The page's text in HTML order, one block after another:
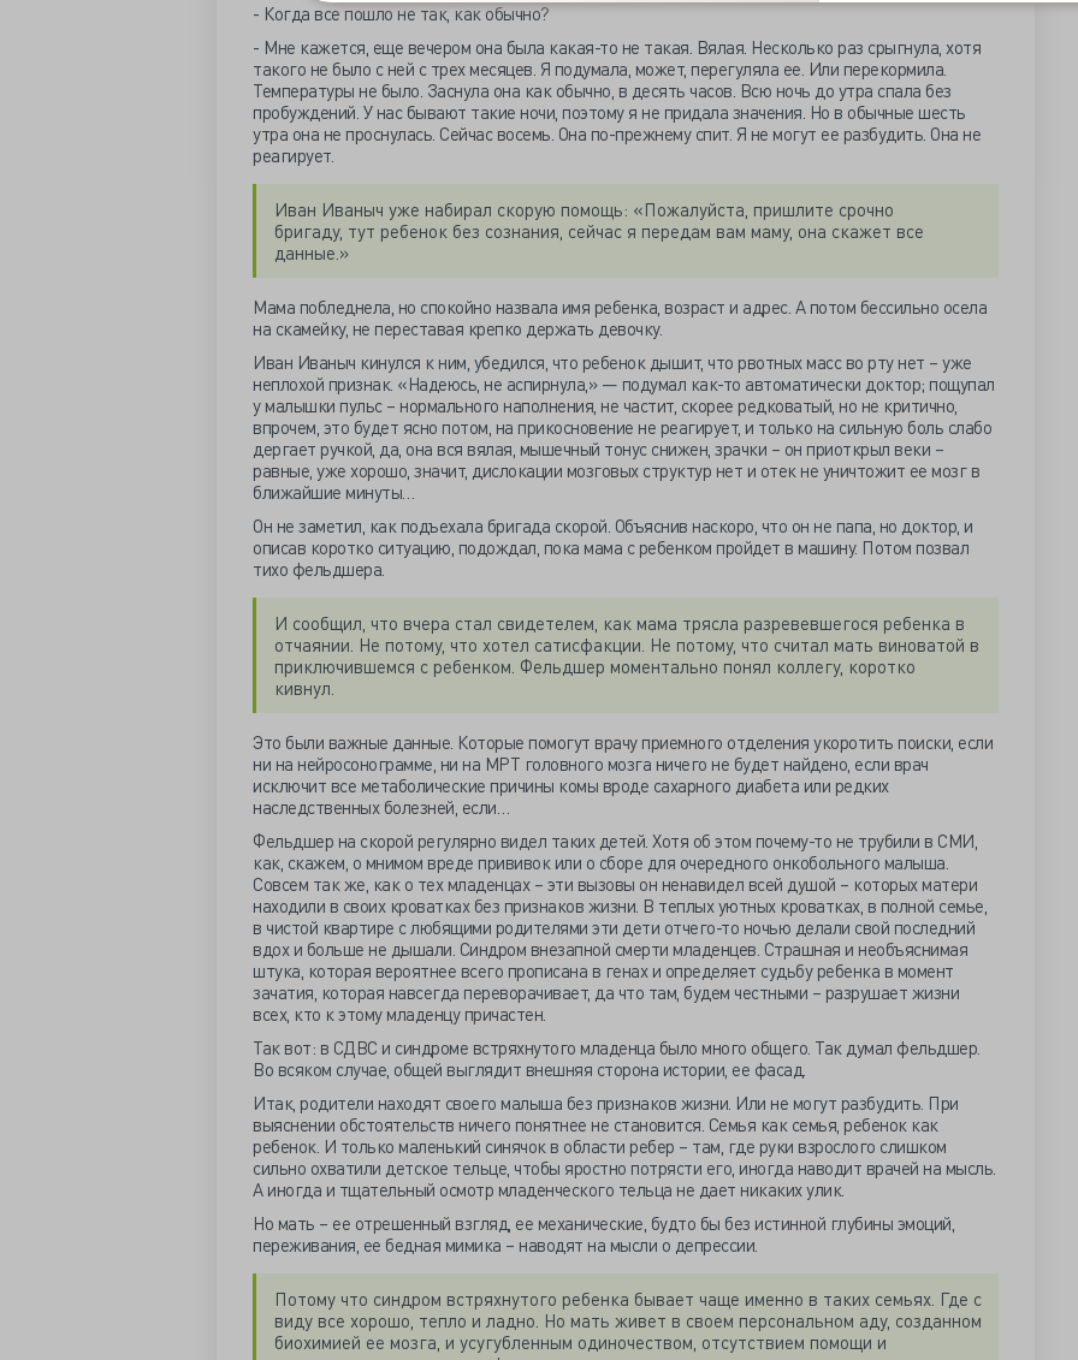
- Когда все пошло не так, как обычно?
- Мне кажется, еще вечером она была какая-то не такая. Вялая. Несколько раз срыгнула, хотя
такого не было с ней с трех месяцев. Я подумала, может, перегуляла ее. Или перекормила.
Температуры не было. Заснула она как обычно, в десять часов. Всю ночь до утра спала без
пробуждений. У нас бывают такие ночи, поэтому я не придала значения. Но в обычные шесть
утра она не проснулась. Сейчас восемь. Она по-прежнему спит. Я не могут ее разбудить. Она не
реагирует.
Иван Иваныч уже набирал скорую помощь: «Пожалуйста, пришлите срочно
бригаду, тут ребенок без сознания, сейчас я передам вам маму, она скажет все
данные.»
Мама побледнела, но спокойно назвала имя ребенка, возраст и адрес. А потом бессильно осела
на скамейку, не переставая крепко держать девочку.
Иван Иваныч кинулся к ним, убедился, что ребенок дышит, что рвотных масс во рту нет – уже
неплохой признак. «Надеюсь, не аспирнула,» — подумал как-то автоматически доктор; пощупал
у малышки пульс – нормального наполнения, не частит, скорее редковатый, но не критично,
впрочем, это будет ясно потом, на прикосновение не реагирует, и только на сильную боль слабо
дергает ручкой, да, она вся вялая, мышечный тонус снижен, зрачки – он приоткрыл веки –
равные, уже хорошо, значит, дислокации мозговых структур нет и отек не уничтожит ее мозг в
ближайшие минуты…
Он не заметил, как подъехала бригада скорой. Объяснив наскоро, что он не папа, но доктор, и
описав коротко ситуацию, подождал, пока мама с ребенком пройдет в машину. Потом позвал
тихо фельдшера.
И сообщил, что вчера стал свидетелем, как мама трясла разревевшегося ребенка в
отчаянии. Не потому, что хотел сатисфакции. Не потому, что считал мать виноватой в
приключившемся с ребенком. Фельдшер моментально понял коллегу, коротко
кивнул.
Это были важные данные. Которые помогут врачу приемного отделения укоротить поиски, если
ни на нейросонограмме, ни на МРТ головного мозга ничего не будет найдено, если врач
исключит все метаболические причины комы вроде сахарного диабета или редких
наследственных болезней, если…
Фельдшер на скорой регулярно видел таких детей. Хотя об этом почему-то не трубили в СМИ,
как, скажем, о мнимом вреде прививок или о сборе для очередного онкобольного малыша.
Совсем так же, как о тех младенцах – эти вызовы он ненавидел всей душой – которых матери
находили в своих кроватках без признаков жизни. В теплых уютных кроватках, в полной семье,
в чистой квартире с любящими родителями эти дети отчего-то ночью делали свой последний
вдох и больше не дышали. Синдром внезапной смерти младенцев. Страшная и необъяснимая
штука, которая вероятнее всего прописана в генах и определяет судьбу ребенка в момент
зачатия, которая навсегда переворачивает, да что там, будем честными – разрушает жизни
всех, кто к этому младенцу причастен.
Так вот: в СДВС и синдроме встряхнутого младенца было много общего. Так думал фельдшер.
Во всяком случае, общей выглядит внешняя сторона истории, ее фасад.
Итак, родители находят своего малыша без признаков жизни. Или не могут разбудить. При
выяснении обстоятельств ничего понятнее не становится. Семья как семья, ребенок как
ребенок. И только маленький синячок в области ребер – там, где руки взрослого слишком
сильно охватили детское тельце, чтобы яростно потрясти его, иногда наводит врачей на мысль.
А иногда и тщательный осмотр младенческого тельца не дает никаких улик.
Но мать – ее отрешенный взгляд, ее механические, будто бы без истинной глубины эмоций,
переживания, ее бедная мимика – наводят на мысли о депрессии.
Потому что синдром встряхнутого ребенка бывает чаще именно в таких семьях. Где с
виду все хорошо, тепло и ладно. Но мать живет в своем персональном аду, созданном
биохимией ее мозга, и усугубленным одиночеством, отсутствием помощи и